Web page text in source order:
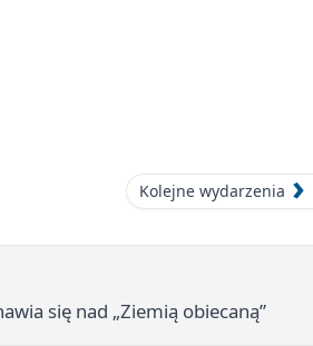
Kolejne wydarzenia
się nad „Ziemią obiecaną”